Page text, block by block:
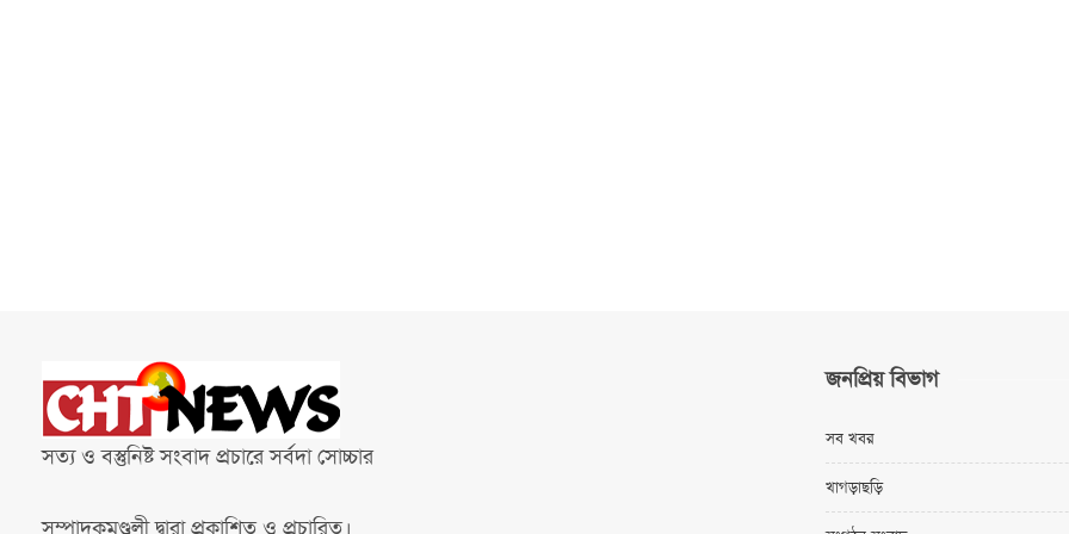
সত্য ও বস্তুনিষ্ট সংবাদ প্রচারে সর্বদা সোচ্চার
সম্পাদকমণ্ডলী দ্বারা প্রকাশিত ও প্রচারিত।
জনপ্রিয় বিভাগ
সব খবর
খাগড়াছড়ি